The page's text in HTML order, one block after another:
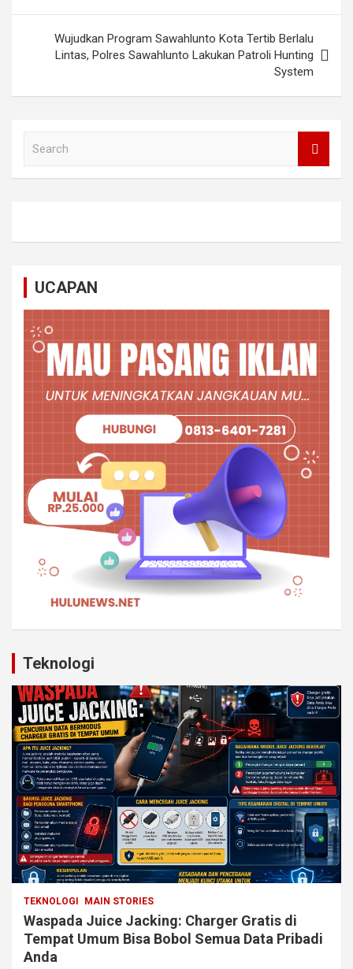
Wujudkan Program Sawahlunto Kota Tertib Berlalu
Lintas, Polres Sawahlunto Lakukan Patroli Hunting
System
UCAPAN
Teknologi
TEKNOLOGI MAIN STORIES
Waspada Juice Jacking: Charger Gratis di
Tempat Umum Bisa Bobol Semua Data Pribadi
Anda